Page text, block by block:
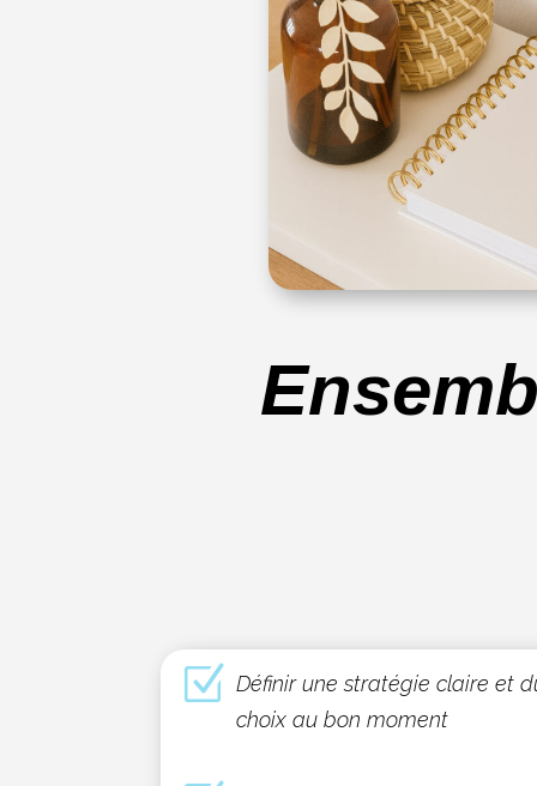
Z Définir une stratégie claire et
choix au bon moment